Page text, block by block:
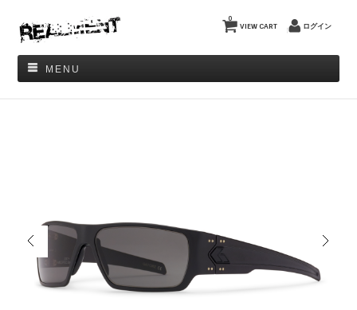
VIEW CART
0
ログイン
MENU